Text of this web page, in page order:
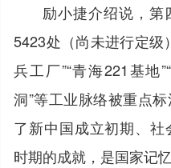
励小捷介绍说，第
5423处（尚未进行定级
兵工厂”“青海221基地
洞”等工业脉络被重点
了新中国成立初期、
时期的成就，是国家记